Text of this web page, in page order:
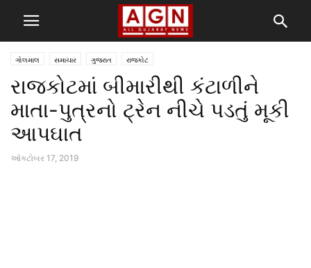
ગોલમાલ સમાચાર ગુજરાત રાજકોટ
રાજકોટમાં બીમારીથી કંટાળીને
માતા-પુત્રનો ટ્રેન નીચે પડતું મૂકી
આપઘાત
ઑક્ટોબર 17, 2019